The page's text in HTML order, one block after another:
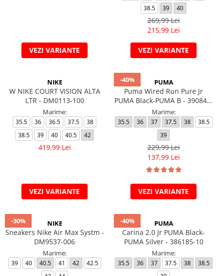
VEZI VARIANTE
38.5
39 40
269,99 Lei
215,99 Lei
VEZI VARIANTE
NIKE
W NIKE COURT VISION ALTA
LTR - DM0113-100
Marime:
35.5 36 36.5 37.5
38
38.5
39 40 40.5 42
419,99 Lei
VEZI VARIANTE
-40% PUMA
Puma Wired Run Pure Jr
PUMA Black-PUMA B - 390847-
01
Marime:
35.5 36 37 37.5 38
38.5
39
229,99 Lei
137,99 Lei
VEZI VARIANTE
-30% NIKE
Sneakers Nike Air Max Systm -
DM9537-006
Marime:
39 40 40.5 41 42
42.5
-40% PUMA
Carina 2.0 Jr PUMA Black-
PUMA Silver - 386185-10
Marime:
35.5 36 37 37.5 38
38.5